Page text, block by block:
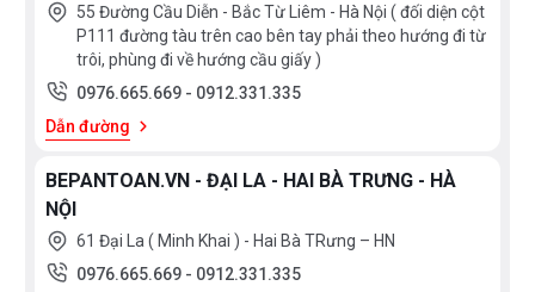
55 Đường Cầu Diễn - Bắc Từ Liêm - Hà Nội ( đối diện cột
P111 đường tàu trên cao bên tay phải theo hướng đi từ
trôi, phùng đi về hướng cầu giấy )
0976.665.669 - 0912.331.335
Dẫn đường
BEPANTOAN.VN - ĐẠI LA - HAI BÀ TRƯNG - HÀ
NỘI
61 Đại La ( Minh Khai ) - Hai Bà TRưng – HN
0976.665.669 - 0912.331.335